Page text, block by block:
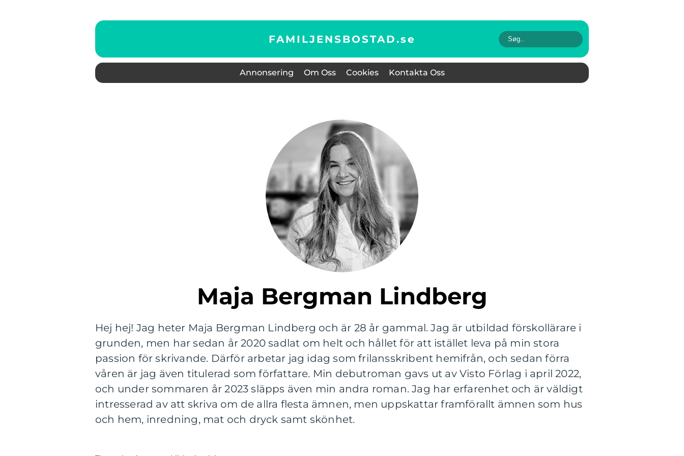
FAMILJENSBOSTAD.se
Annonsering Om Oss Cookies Kontakta Oss
Maja Bergman Lindberg
Hej hej! Jag heter Maja Bergman Lindberg och är 28 år gammal. Jag är utbildad förskollärare i
grunden, men har sedan år 2020 sadlat om helt och hållet för att istället leva på min stora
passion för skrivande. Därför arbetar jag idag som frilansskribent hemifrån, och sedan förra
våren är jag även titulerad som författare. Min debutroman gavs ut av Visto Förlag i april 2022,
och under sommaren år 2023 släpps även min andra roman. Jag har erfarenhet och är väldigt
intresserad av att skriva om de allra flesta ämnen, men uppskattar framförallt ämnen som hus
och hem, inredning, mat och dryck samt skönhet.